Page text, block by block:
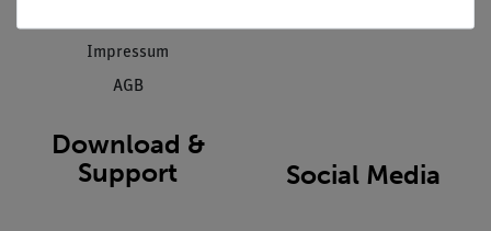
Impressum
AGB
Download &
Support
Social Media